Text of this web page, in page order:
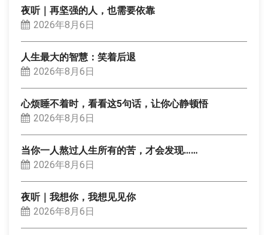
夜听｜再坚强的人，也需要依靠
2026年8月6日
人生最大的智慧：笑着后退
2026年8月6日
心烦睡不着时，看看这5句话，让你心静顿悟
2026年8月6日
当你一人熬过人生所有的苦，才会发现……
2026年8月6日
夜听｜我想你，我想见见你
2026年8月6日